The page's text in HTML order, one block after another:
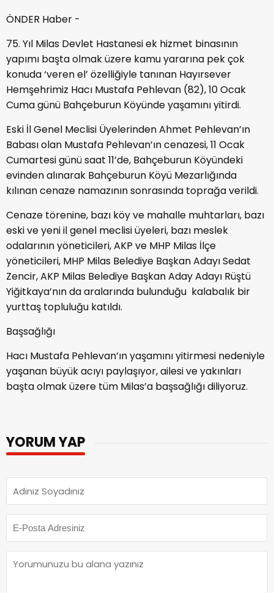
ÖNDER Haber -
75. Yıl Milas Devlet Hastanesi ek hizmet binasının
yapımı başta olmak üzere kamu yararına pek çok
konuda ‘veren el’ özelliğiyle tanınan Hayırsever
Hemşehrimiz Hacı Mustafa Pehlevan (82), 10 Ocak
Cuma günü Bahçeburun Köyünde yaşamını yitirdi.
Eski İl Genel Meclisi Üyelerinden Ahmet Pehlevan’ın
Babası olan Mustafa Pehlevan’ın cenazesi, 11 Ocak
Cumartesi günü saat 11’de, Bahçeburun Köyündeki
evinden alınarak Bahçeburun Köyü Mezarlığında
kılınan cenaze namazının sonrasında toprağa verildi.
Cenaze törenine, bazı köy ve mahalle muhtarları, bazı
eski ve yeni il genel meclisi üyeleri, bazı meslek
odalarının yöneticileri, AKP ve MHP Milas İlçe
yöneticileri, MHP Milas Belediye Başkan Adayı Sedat
Zencir, AKP Milas Belediye Başkan Aday Adayı Rüştü
Yiğitkaya’nın da aralarında bulunduğu kalabalık bir
yurttaş topluluğu katıldı.
Başsağlığı
Hacı Mustafa Pehlevan’ın yaşamını yitirmesi nedeniyle
yaşanan büyük acıyı paylaşıyor, ailesi ve yakınları
başta olmak üzere tüm Milas’a başsağlığı diliyoruz.
YORUM YAP